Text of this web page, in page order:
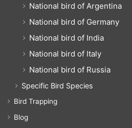
National bird of Argentina
National bird of Germany
National bird of India
National bird of Italy
National bird of Russia
Specific Bird Species
Bird Trapping
Blog